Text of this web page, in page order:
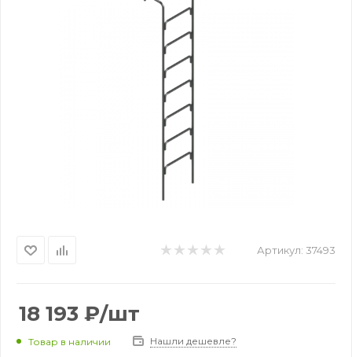
Артикул: 37493
18 193 ₽/шт
Товар в наличии Нашли дешевле?